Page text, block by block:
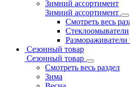
Зимний ассортимент
Зимний ассортимент
Смотреть весь
Стеклоомыватели
Размораживатели
Сезонный товар
Сезонный товар
Смотреть весь раздел
Зима